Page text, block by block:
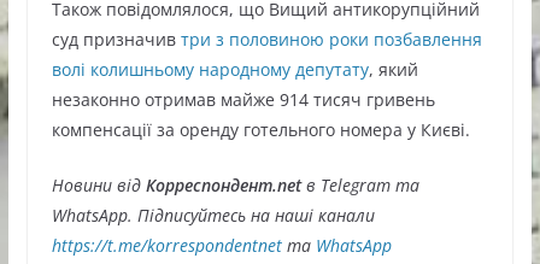
Також повідомлялося, що Вищий антикорупційний
суд призначив три з половиною роки позбавлення
волі колишньому народному депутату, який
незаконно отримав майже 914 тисяч гривень
компенсації за оренду готельного номера у Києві.
Новини відКорреспондент.netв Telegram та
WhatsApp. Підписуйтесь на наші канали
https://t.me/korrespondentnetта WhatsApp